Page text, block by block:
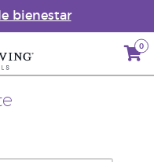
bienestar
0